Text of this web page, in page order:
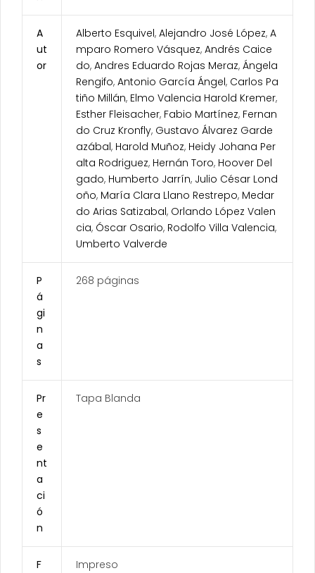
A
ut
or
Alberto Esquivel, Alejandro José López, A
mparo Romero Vásquez, Andrés Caice
do, Andres Eduardo Rojas Meraz, Ángela
Rengifo, Antonio García Ángel, Carlos Pa
tiño Millán, Elmo Valencia Harold Kremer,
Esther Fleisacher, Fabio Martínez, Fernan
do Cruz Kronfly, Gustavo Álvarez Garde
azábal, Harold Muñoz, Heidy Johana Per
alta Rodriguez, Hernán Toro, Hoover Del
gado, Humberto Jarrín, Julio César Lond
oño, María Clara Llano Restrepo, Medar
do Arias Satizabal, Orlando López Valen
cia, Óscar Osario, Rodolfo Villa Valencia,
Umberto Valverde
P
á
gi
n
a
s
268 páginas
Pr
e
s
e
nt
a
ci
ó
n
Tapa Blanda
F
Impreso